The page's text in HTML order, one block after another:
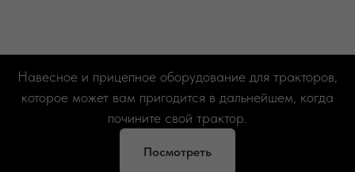
Навесное и прицепное оборудование для тракторов,
которое может вам пригодится в дальнейшем, когда
почините свой трактор.
Посмотреть